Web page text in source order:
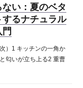
い：夏のベタ
るナチュラル
）1 キッチンの一角か
匂いが立ち上る2 重曹